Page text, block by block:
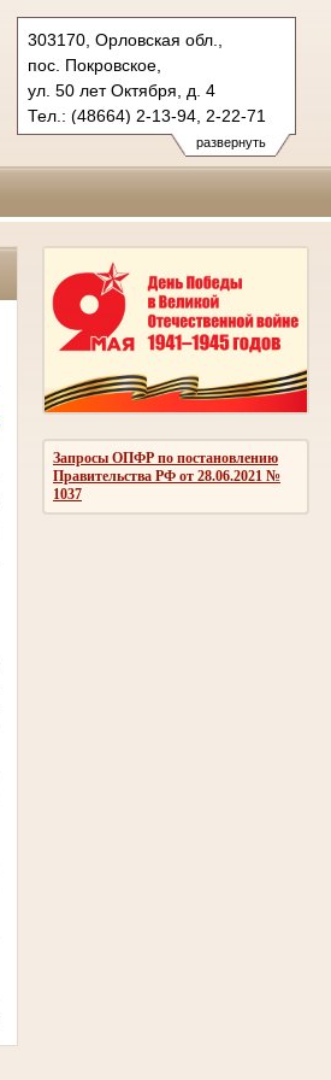
развернуть
303170, Орловская обл.,
пос. Покровское,
ул. 50 лет Октября, д. 4
Тел.: (48664) 2-13-94, 2-22-71
pokrovsky.orl@sudrf.ru
Запросы ОПФР по постановлению
Правительства РФ от 28.06.2021 №
1037